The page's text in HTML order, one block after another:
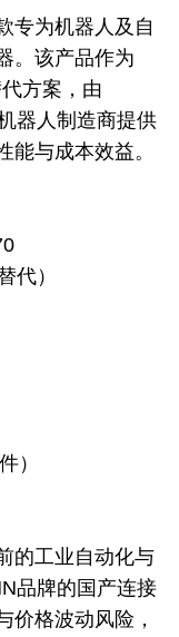
为机器人及自
。该产品作为
方案，由
器人制造商提供
与成本效益。
）
）
工业自动化与
品牌的国产连接
价格波动风险，